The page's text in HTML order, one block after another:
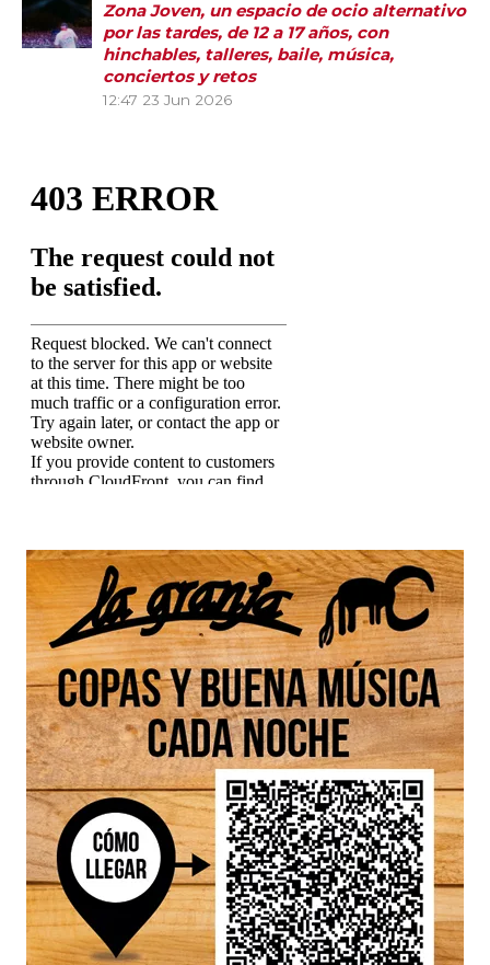
Zona Joven, un espacio de ocio alternativo
por las tardes, de 12 a 17 años, con
hinchables, talleres, baile, música,
conciertos y retos
12:47 23 Jun 2026